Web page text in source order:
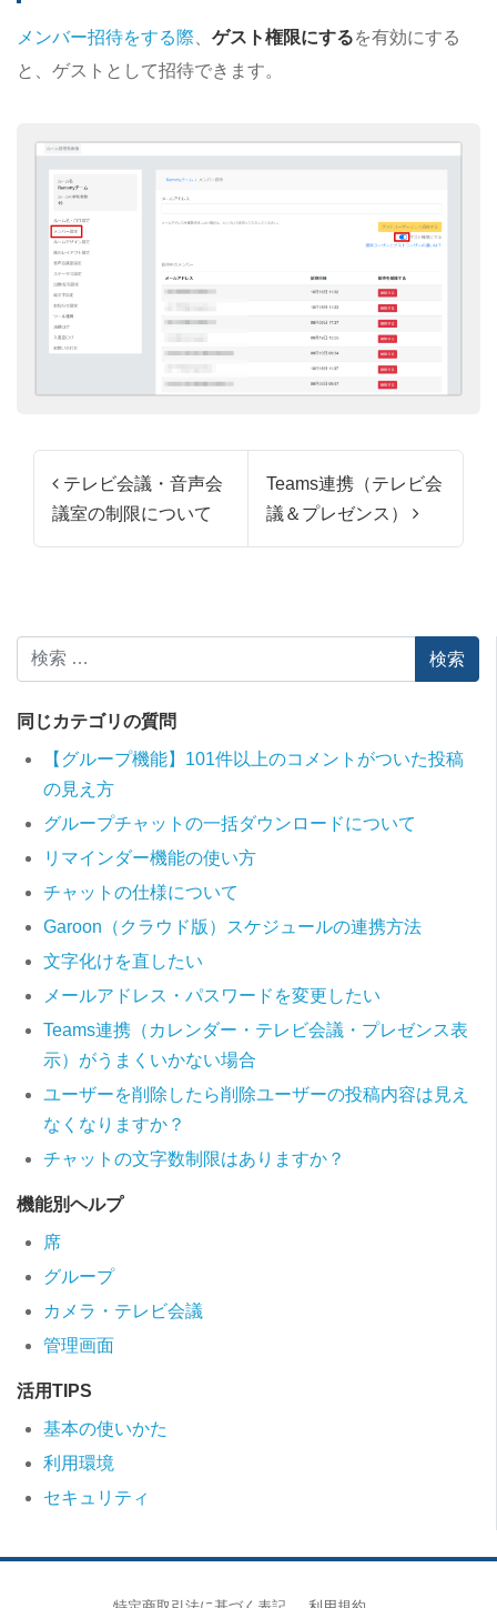
検索
同じカテゴリの質問
【グループ機能】101件以上のコメントがついた投稿
の見え方
グループチャットの一括ダウンロードについて
リマインダー機能の使い方
チャットの仕様について
Garoon（クラウド版）スケジュールの連携方法
文字化けを直したい
メールアドレス・パスワードを変更したい
Teams連携（カレンダー・テレビ会議・プレゼンス表
示）がうまくいかない場合
ユーザーを削除したら削除ユーザーの投稿内容は見え
なくなりますか？
チャットの文字数制限はありますか？
機能別ヘルプ
席
グループ
カメラ・テレビ会議
管理画面
活用TIPS
基本の使いかた
利用環境
セキュリティ
メンバー招待をする際 ゲスト権限にするを有効にする
と、ゲストとして招待できます。
投稿ナビゲーション
テレビ会議・音声会
議室の制限について
Teams連携（テレビ会
議＆プレゼンス）